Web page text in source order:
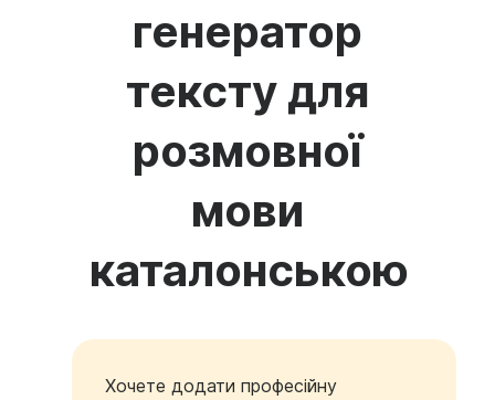
генератор
тексту для
розмовної
мови
каталонською
Хочете додати професійну